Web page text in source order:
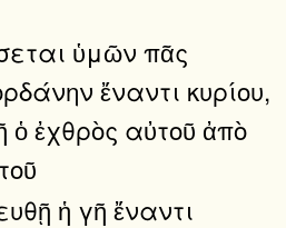
ὑμῶν πᾶς
ἔναντι κυρίου,
ὁ ἐχθρὸς αὐτοῦ ἀπὸ
ἡ γῆ ἔναντι